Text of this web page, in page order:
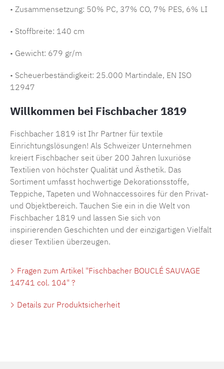
• Zusammensetzung: 50% PC, 37% CO, 7% PES, 6% LI
• Stoffbreite: 140 cm
• Gewicht: 679 gr/m
• Scheuerbeständigkeit: 25.000 Martindale, EN ISO
12947
Willkommen bei Fischbacher 1819
Fischbacher 1819 ist Ihr Partner für textile
Einrichtungslösungen! Als Schweizer Unternehmen
kreiert Fischbacher seit über 200 Jahren luxuriöse
Textilien von höchster Qualität und Ästhetik. Das
Sortiment umfasst hochwertige Dekorationsstoffe,
Teppiche, Tapeten und Wohnaccessoires für den Privat-
und Objektbereich. Tauchen Sie ein in die Welt von
Fischbacher 1819 und lassen Sie sich von
inspirierenden Geschichten und der einzigartigen Vielfalt
dieser Textilien überzeugen.
Fragen zum Artikel "Fischbacher BOUCLÉ SAUVAGE
14741 col. 104" ?
Details zur Produktsicherheit